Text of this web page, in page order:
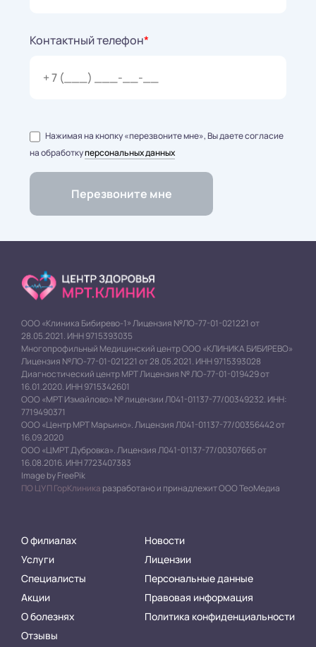
Контактный телефон*
Нажимая на кнопку «перезвоните мне», Вы даете согласие
на обработкуперсональных данных
ООО «Клиника Бибирево-1» Лицензия №ЛО-77-01-021221 от
28.05.2021. ИНН 9715393035
Многопрофильный Медицинский центр ООО «КЛИНИКА БИБИРЕВО»
Лицензия №ЛО-77-01-021221 от 28.05.2021. ИНН 9715393028
Диагностический центр МРТ Лицензия № ЛО-77-01-019429 от
16.01.2020. ИНН 9715342601
ООО «МРТ Измайлово» № лицензии Л041-01137-77/00349232. ИНН:
7719490371
ООО «Центр МРТ Марьино». Лицензия Л041-01137-77/00356442 от
16.09.2020
ООО «ЦМРТ Дубровка». Лицензия Л041-01137-77/00307665 от
16.08.2016. ИНН 7723407383
Image by FreePik
ПО ЦУП ГорКлиника разработано и принадлежит ООО ТеоМедиа
О филиалах
Услуги
Специалисты
Акции
О болезнях
Отзывы
Новости
Лицензии
Персональные данные
Правовая информация
Политика конфиденциальности